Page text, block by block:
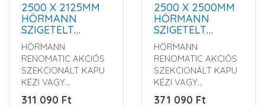
2500 X 2125MM
HÖRMANN
SZIGETELT
SZEKCIONÁLT
GARÁZSKAPU -
KÉZI VAGY
MOTOROS
MŰKÖDTETÉSSEL
HÖRMANN
RENOMATIC AKCIÓS
SZEKCIONÁLT KAPU
KÉZI VAGY
MOTOROS
311 090 Ft
2500 X 2500MM
HÖRMANN
SZIGETELT
SZEKCIONÁLT
GARÁZSKAPU -
KÉZI VAGY
MOTOROS
MŰKÖDTETÉSSEL
HÖRMANN
RENOMATIC AKCIÓS
SZEKCIONÁLT KAPU
KÉZI VAGY
MOTOROS
371 090 Ft